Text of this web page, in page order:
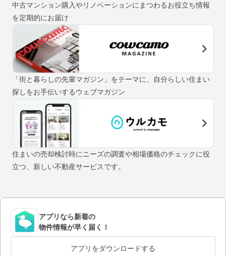
中古マンション購入やリノベーションにまつわるお役立ち情報
を定期的にお届け
「街と暮らしの先輩マガジン」をテーマに、自分らしい住まい
探しをお手伝いするウェブマガジン
住まいの売却検討時にニーズの調査や相場価格のチェックに役
立つ、新しい不動産サービスです。
アプリなら新着の
物件情報が早く届く！
アプリをダウンロードする